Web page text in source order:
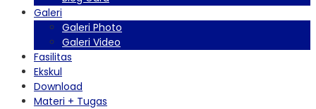
Galeri
Galeri Photo
Galeri Video
Fasilitas
Ekskul
Download
Materi + Tugas